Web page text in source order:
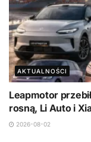
AKTUALNOŚCI
Leapmotor
rosną, Li Auto i
2026-08-02